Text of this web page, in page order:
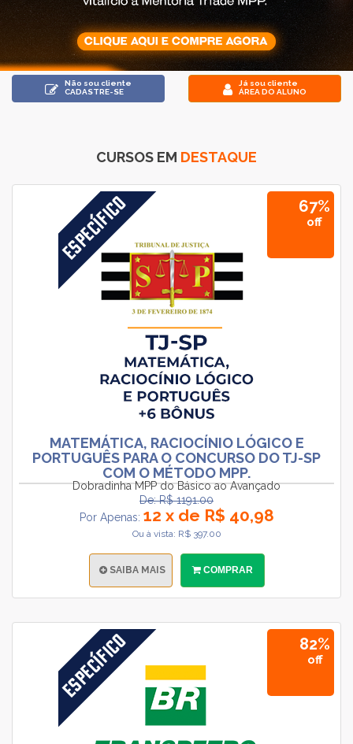
Não sou cliente
CADASTRE-SE
Já sou cliente
ÁREA DO ALUNO
CURSOS EM DESTAQUE
67%
off
MATEMÁTICA, RACIOCÍNIO LÓGICO E
PORTUGUÊS PARA O CONCURSO DO TJ-SP
COM O MÉTODO MPP.
Dobradinha MPP do Básico ao Avançado
De: R$ 1191.00
Por Apenas: 12 x de R$ 40,98
Ou à vista: R$ 397.00
SAIBA MAIS COMPRAR
82%
off